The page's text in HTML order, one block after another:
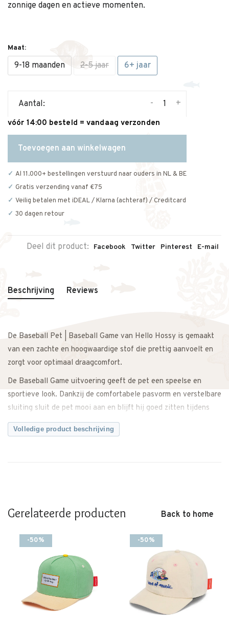
zonnige dagen en actieve momenten.
Maat:
9-18 maanden 2-5 jaar 6+ jaar
Aantal: +
-
vóór 14:00 besteld = vandaag verzonden
Toevoegen aan winkelwagen
Al 11.000+ bestellingen verstuurd naar ouders in NL & BE
Gratis verzending vanaf €75
Veilig betalen met iDEAL / Klarna (achteraf) / Creditcard
30 dagen retour
Deel dit product: Facebook Twitter Pinterest E-mail
Beschrijving Reviews
De Baseball Pet | Baseball Game van Hello Hossy is gemaakt
van een zachte en hoogwaardige stof die prettig aanvoelt en
zorgt voor optimaal draagcomfort.
De Baseball Game uitvoering geeft de pet een speelse en
sportieve look. Dankzij de comfortabele pasvorm en verstelbare
sluiting sluit de pet mooi aan en blijft hij goed zitten tijdens
spelen of bewegen. De klep biedt bescherming tegen de zon en
maakt de pet zowel praktisch als stijlvol.
Twijfel je over de maat? Neem gerust contact met ons op. We
Kenmerken:
• Baseball Pet van Hello Hossy
• Zachte, comfortabele stof
• Uitvoering: Baseball Game
Volledige product beschrijving
Gerelateerde producten Back to home
-50% -50%